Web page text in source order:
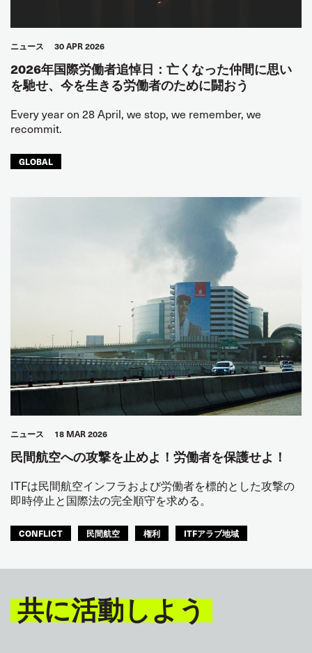
ニュース 30 APR 2026
2026年国際労働者追悼日：亡くなった仲間に思い
を馳せ、今を生きる労働者のために闘おう
Every year on 28 April, we stop, we remember, we
recommit.
GLOBAL
ニュース 18 MAR 2026
民間航空への攻撃を止めよ！労働者を保護せよ！
ITFは民間航空インフラおよび労働者を標的とした攻撃の
即時停止と国際法の完全順守を求める。
CONFLICT 民間航空 権利 ITFアラブ地域
共に活動しよう